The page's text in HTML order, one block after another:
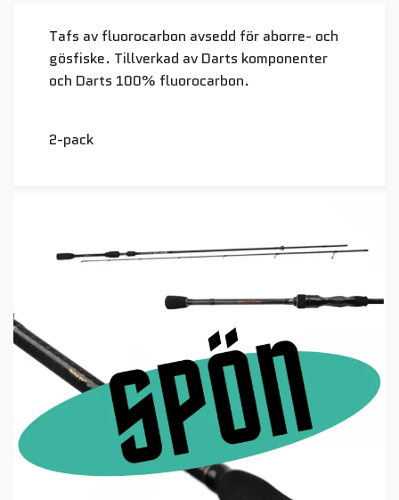
Tafs av fluorocarbon avsedd för aborre- och
gösfiske. Tillverkad av Darts komponenter
och Darts 100% fluorocarbon.
2-pack